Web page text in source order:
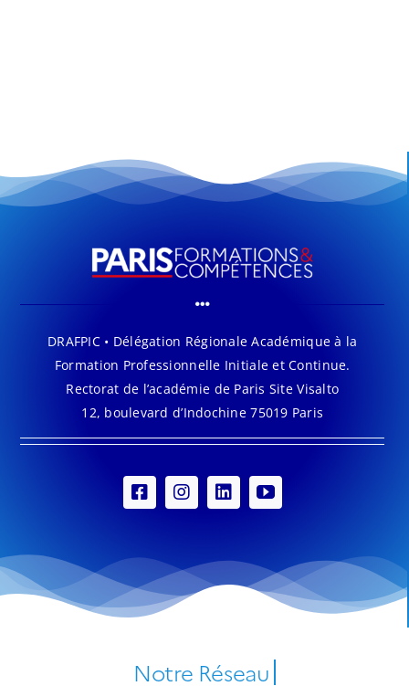
DRAFPIC • Délégation Régionale Académique à la
Formation Professionnelle Initiale et Continue.
Rectorat de l’académie de Paris Site Visalto
12, boulevard d’Indochine 75019 Paris